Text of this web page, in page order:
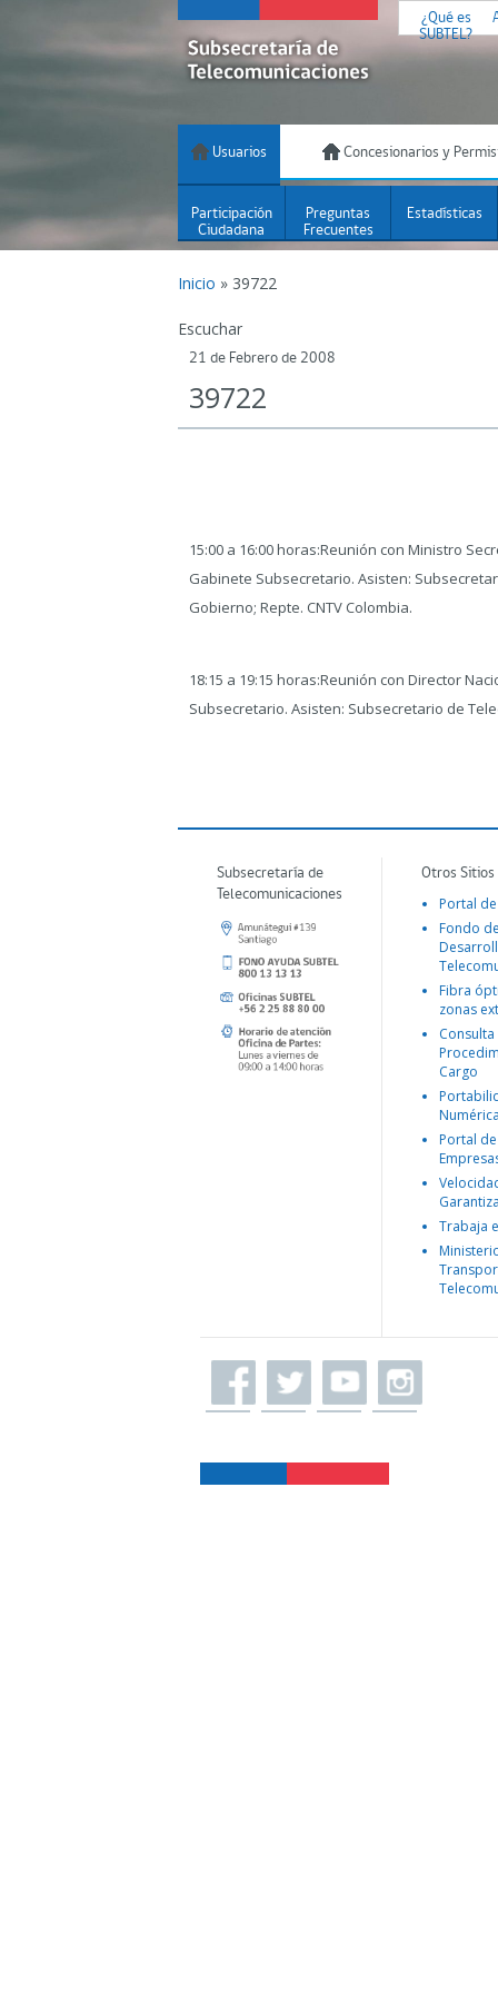
¿Qué es
SUBTEL?
Usuarios Concesionarios y
Participación
Ciudadana
Preguntas
Frecuentes
Estadísticas
Inicio » 39722
Escuchar
21 de Febrero de 2008
39722
15:00 a 16:00 horas:Reunión con Ministro
Gabinete Subsecretario. Asisten:
Gobierno; Repte. CNTV Colombia.
18:15 a 19:15 horas:Reunión con Director
Subsecretario. Asisten: Subsecretario de
Subsecretaría de
Telecomunicaciones
Otros
Portal
Fondo
Fibra
zonas
Consulta
Cargo
Portal
Trabaja